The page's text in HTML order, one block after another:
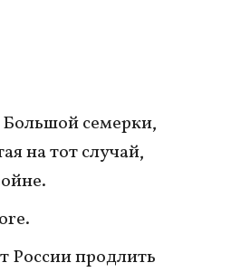
семерки,
на тот случай,
России продлить